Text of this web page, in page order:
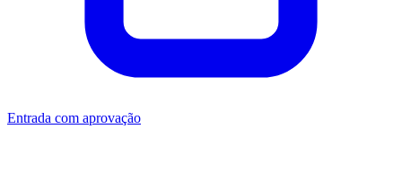
Entrada com aprovação